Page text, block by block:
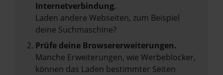
Internetverbindung.
Laden andere Webseiten, zum Beispiel
deine Suchmaschine?
Prüfe deine Browsererweiterungen.
Manche Erweiterungen, wie Werbeblocker,
können das Laden bestimmter Seiten